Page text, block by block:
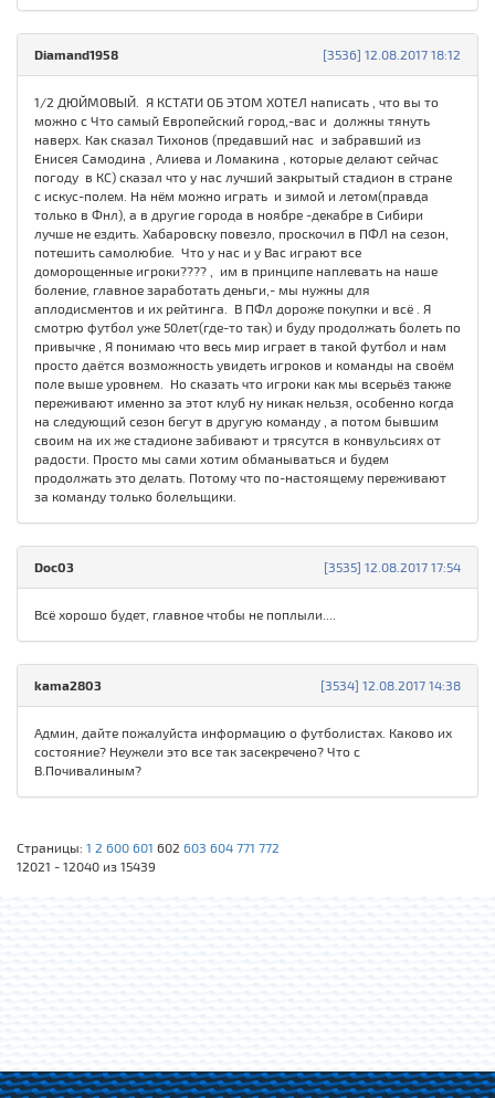
[3536] 12.08.2017 18:12
Diamand1958
1/2 ДЮЙМОВЫЙ. Я КСТАТИ ОБ ЭТОМ ХОТЕЛ написать , что вы то
можно с Что самый Европейский город,-вас и должны тянуть
наверх. Как сказал Тихонов (предавший нас и забравший из
Енисея Самодина , Алиева и Ломакина , которые делают сейчас
погоду в КС) сказал что у нас лучший закрытый стадион в стране
с искус-полем. На нём можно играть и зимой и летом(правда
только в Фнл), а в другие города в ноябре -декабре в Сибири
лучше не ездить. Хабаровску повезло, проскочил в ПФЛ на сезон,
потешить самолюбие. Что у нас и у Вас играют все
доморощенные игроки???? , им в принципе наплевать на наше
боление, главное заработать деньги,- мы нужны для
аплодисментов и их рейтинга. В ПФл дороже покупки и всё . Я
смотрю футбол уже 50лет(где-то так) и буду продолжать болеть по
привычке , Я понимаю что весь мир играет в такой футбол и нам
просто даётся возможность увидеть игроков и команды на своём
поле выше уровнем. Но сказать что игроки как мы всерьёз также
переживают именно за этот клуб ну никак нельзя, особенно когда
на следующий сезон бегут в другую команду , а потом бывшим
своим на их же стадионе забивают и трясутся в конвульсиях от
радости. Просто мы сами хотим обманываться и будем
продолжать это делать. Потому что по-настоящему переживают
за команду только болельщики.
[3535] 12.08.2017 17:54
Doc03
Всё хорошо будет, главное чтобы не поплыли....
[3534] 12.08.2017 14:38
kama2803
Админ, дайте пожалуйста информацию о футболистах. Каково их
состояние? Неужели это все так засекречено? Что с
В.Почивалиным?
Страницы: 1 2 600 601 602 603 604 771 772
12021 - 12040 из 15439